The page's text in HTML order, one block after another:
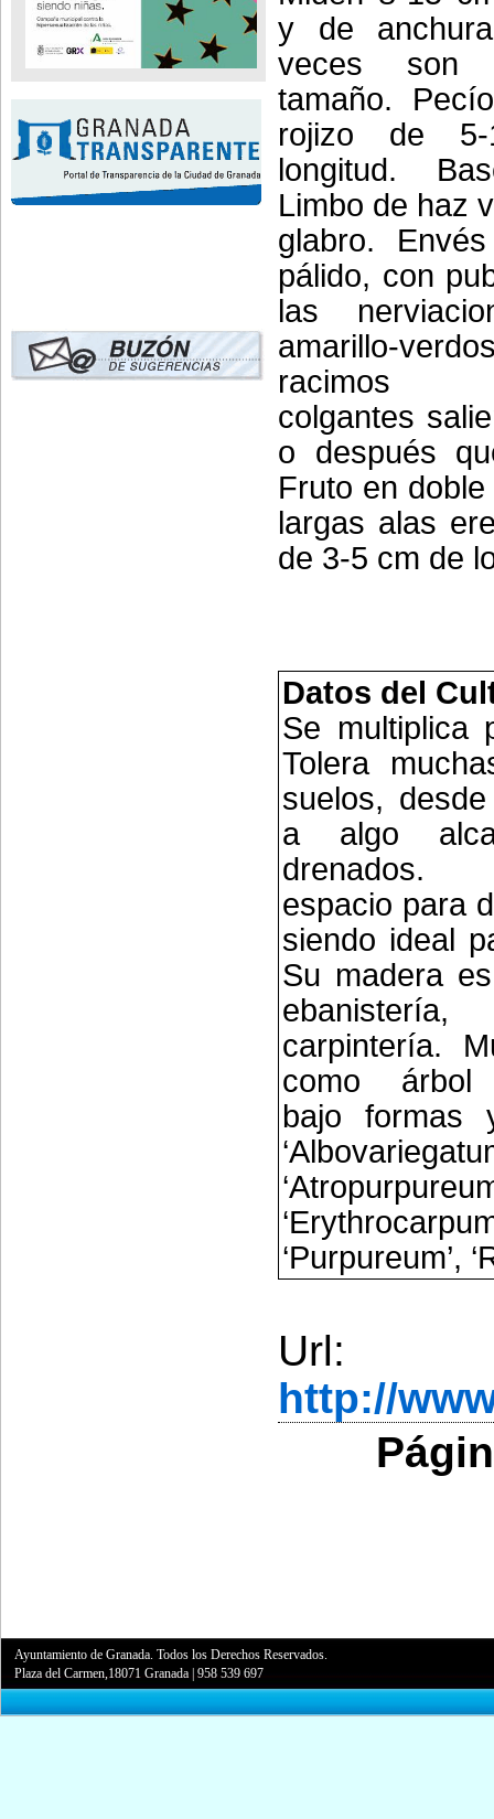
y de
veces son
tamaño.
rojizo de
longitud.
Limbo de haz
glabro.
pálido, con
las
amarillo-
racimos
colgantes
o después
Fruto en
largas alas
de 3-5 cm de
Datos del
Se multiplica
Tolera
suelos,
a algo
drenados.
espacio para
siendo ideal
Su madera
carpintería.
como árbol
bajo formas
‘Purpureum’,
Url:
http://
Ayuntamiento de Granada. Todos los Derechos Reservados.
Plaza del Carmen,18071 Granada |958 539 697